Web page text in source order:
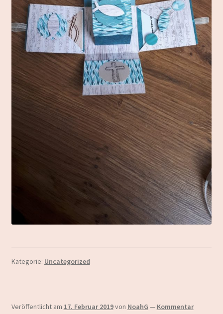
Kategorie: Uncategorized
Veröffentlicht am 17. Februar 2019von NoahG — Kommentar